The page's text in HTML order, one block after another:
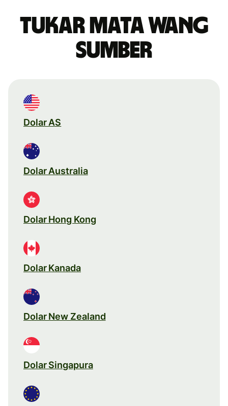
Tukar mata wang
sumber
Dolar AS
Dolar Australia
Dolar Hong Kong
Dolar Kanada
Dolar New Zealand
Dolar Singapura